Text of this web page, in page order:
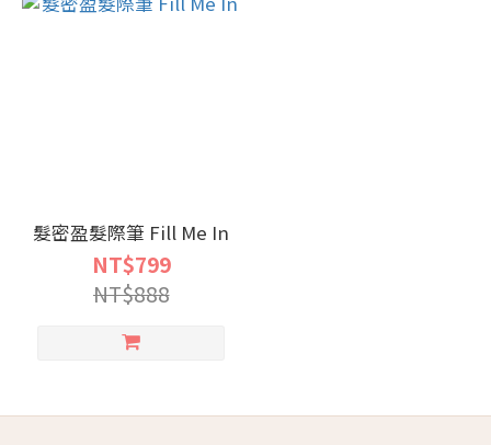
髮密盈髮際筆 Fill Me In
NT$799
NT$888